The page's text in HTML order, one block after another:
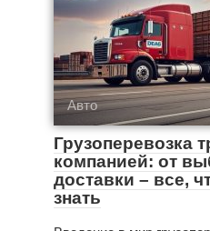
Авто
Грузоперевозка
компанией: от
доставки – все,
знать